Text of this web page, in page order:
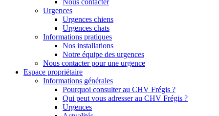
Nous contacter
Urgences
Urgences chiens
Urgences chats
Informations pratiques
Nos installations
Notre équipe des urgences
Nous contacter pour une urgence
Espace propriétaire
Informations générales
Pourquoi consulter au CHV Frégis ?
Qui peut vous adresser au CHV Frégis ?
Urgences